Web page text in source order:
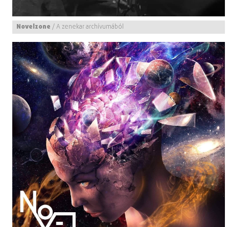
Novelzone /A zenekar archívumából